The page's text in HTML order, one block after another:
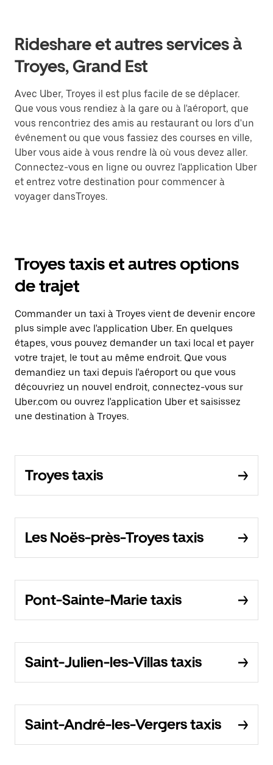
Rideshare et autres services à
Troyes, Grand Est
Avec Uber, Troyes il est plus facile de se déplacer.
Que vous vous rendiez à la gare ou à l'aéroport, que
vous rencontriez des amis au restaurant ou lors d'un
événement ou que vous fassiez des courses en ville,
Uber vous aide à vous rendre là où vous devez aller.
Connectez-vous en ligne ou ouvrez l'application Uber
et entrez votre destination pour commencer à
voyager dansTroyes.
Troyes taxis et autres options
de trajet
Commander un taxi à Troyes vient de devenir encore
plus simple avec l'application Uber. En quelques
étapes, vous pouvez demander un taxi local et payer
votre trajet, le tout au même endroit. Que vous
demandiez un taxi depuis l'aéroport ou que vous
découvriez un nouvel endroit, connectez-vous sur
Uber.com ou ouvrez l'application Uber et saisissez
une destination à Troyes.
Troyes taxis
Les Noës-près-Troyes taxis
Pont-Sainte-Marie taxis
Saint-Julien-les-Villas taxis
Saint-André-les-Vergers taxis